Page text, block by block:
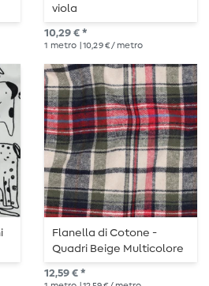
viola
10,29 € *
1 metro | 10,29 € / metro
Flanella di Cotone -
Quadri Beige Multicolore
12,59 € *